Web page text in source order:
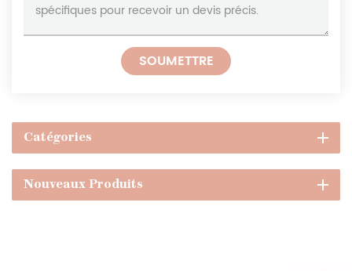
SOUMETTRE
Catégories
Nouveaux Produits